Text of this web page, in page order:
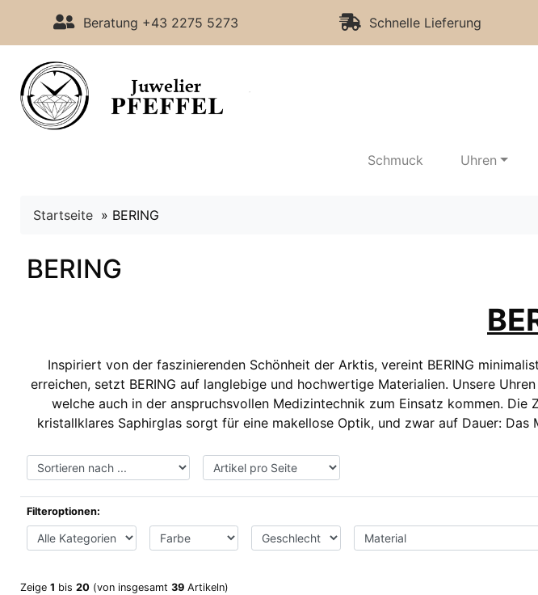
Beratung +43 2275 5273 Schnelle Lieferung
Schmuck Uhren
Startseite » BERING
BERING
Inspiriert von der faszinierenden Schönheit der Arktis, vereint BERING
erreichen, setzt BERING auf langlebige und hochwertige Materialien. Unsere
welche auch in der anspruchsvollen Medizintechnik zum Einsatz kommen.
kristallklares Saphirglas sorgt für eine makellose Optik, und zwar auf Dauer:
Filteroptionen:
Zeige 1 bis 20 (von insgesamt 39 Artikeln)